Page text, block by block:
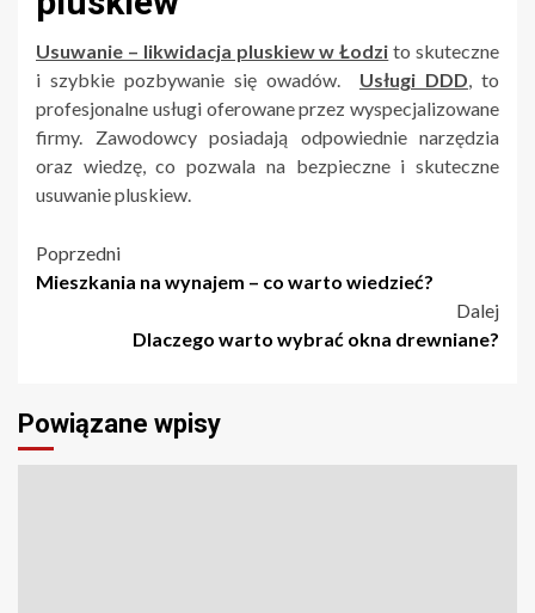
Usuwanie – likwidacja pluskiew w Łodzi to skuteczne
i szybkie pozbywanie się owadów. Usługi DDD , to
profesjonalne usługi oferowane przez wyspecjalizowane
firmy. Zawodowcy posiadają odpowiednie narzędzia
oraz wiedzę, co pozwala na bezpieczne i skuteczne
usuwanie pluskiew.
Nawigacja
Poprzedni
Mieszkania na wynajem – co warto wiedzieć?
Dalej
Dlaczego warto wybrać okna drewniane?
Powiązane wpisy